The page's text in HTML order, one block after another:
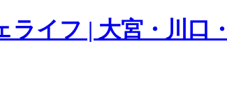
イフ | 大宮・川口